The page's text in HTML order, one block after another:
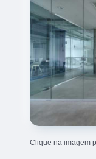
Clique na imagem